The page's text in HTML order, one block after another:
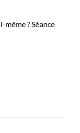
même ? Séance